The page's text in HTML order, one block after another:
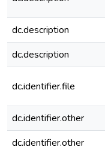
dc.description
dc.description
dc.identifier.file
dc.identifier.other
dc.identifier.other